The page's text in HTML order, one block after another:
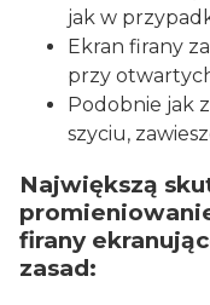
jak w
Ekran firany
przy
Podobnie jak
szyciu,
Największą
firany
zasad: